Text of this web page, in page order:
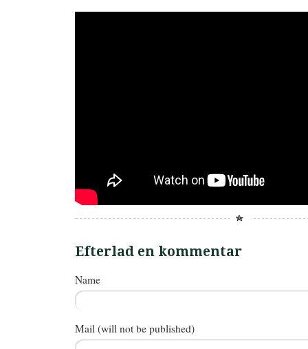
Efterlad en kommentar
Name
Mail (will not be published)